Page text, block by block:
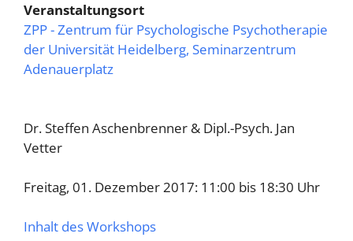
Veranstaltungsort
ZPP - Zentrum für Psychologische Psychotherapie
der Universität Heidelberg, Seminarzentrum
Adenauerplatz
Dr. Steffen Aschenbrenner & Dipl.-Psych. Jan
Vetter
Freitag, 01. Dezember 2017: 11:00 bis 18:30 Uhr
Inhalt des Workshops